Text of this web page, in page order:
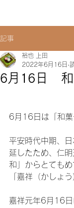
記事
6月16日 和
裕也 上田
2022年6月16日
6月16日は「和菓
平安時代中期、
延したため、仁
和」からとても
「嘉祥（かしょ
嘉祥元年6月16日